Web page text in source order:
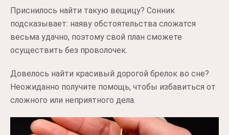
Приснилось найти такую вещицу? Сонник
подсказывает: наяву обстоятельства сложатся
весьма удачно, поэтому свой план сможете
осуществить без проволочек.
Довелось найти красивый дорогой брелок во сне?
Неожиданно получите помощь, чтобы избавиться от
сложного или неприятного дела.